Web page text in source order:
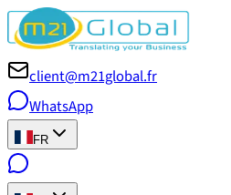
client@m21global.fr
WhatsApp
FR